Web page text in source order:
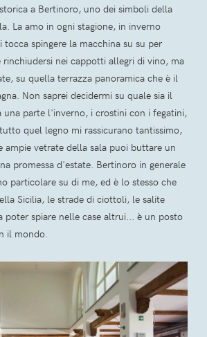
a Bertinoro, uno dei simboli della
La amo in ogni stagione, in inverno
spingere la macchina su su per
nei cappotti allegri di vino, ma
su quella terrazza panoramica che è il
Non saprei decidermi su quale sia il
una parte l'inverno, i crostini con i fegatini,
quel legno mi rassicurano tantissimo,
vetrate della sala puoi buttare un
promessa d'estate. Bertinoro in generale
particolare su di me, ed è lo stesso che
Sicilia, le strade di ciottoli, le salite
poter spiare nelle case altrui... è un posto
il mondo.